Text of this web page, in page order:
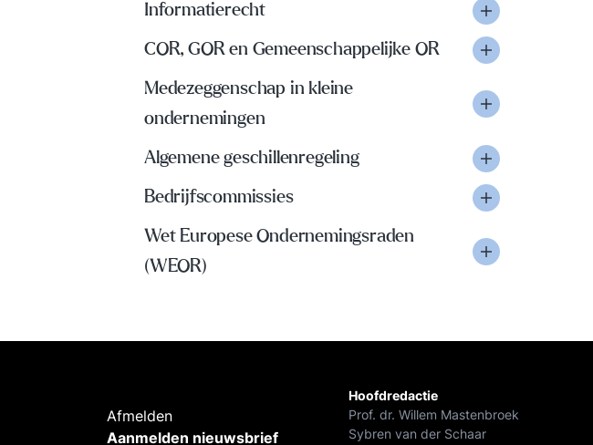
Informatierecht
COR, GOR en Gemeenschappelijke OR
Medezeggenschap in kleine
ondernemingen
Algemene geschillenregeling
Bedrijfscommissies
Wet Europese Ondernemingsraden
(WEOR)
Afmelden
Aanmelden nieuwsbrief
Hoofdredactie
Prof. dr. Willem Mastenbroek
Sybren van der Schaar